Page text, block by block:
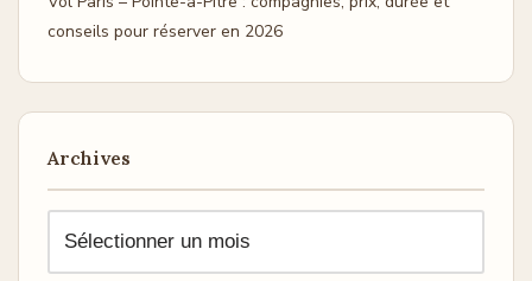
conseils pour réserver en 2026
Archives